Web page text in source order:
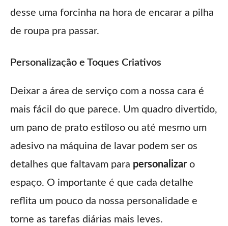
desse uma forcinha na hora de encarar a pilha
de roupa pra passar.
Personalização e Toques Criativos
Deixar a área de serviço com a nossa cara é
mais fácil do que parece. Um quadro divertido,
um pano de prato estiloso ou até mesmo um
adesivo na máquina de lavar podem ser os
detalhes que faltavam para personalizaro
espaço. O importante é que cada detalhe
reflita um pouco da nossa personalidade e
torne as tarefas diárias mais leves.